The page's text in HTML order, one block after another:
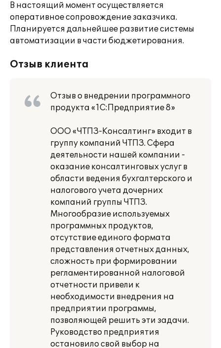
В настоящий момент осуществляется
оперативное сопровождение заказчика.
Планируется дальнейшее развитие системы
автоматизации в части бюджетирования.
Отзыв клиента
Отзыв о внедрении программного
продукта «1С:Предприятие 8»
ООО «ЧТПЗ-Консалтинг» входит в
группу компаний ЧТПЗ. Сфера
деятельности нашей компании -
оказание консалтинговых услуг в
области ведения бухгалтерского и
налогового учета дочерних
компаний группы ЧТПЗ.
Многообразие используемых
программных продуктов,
отсутствие единого формата
представления отчетных данных,
сложность при формировании
регламентированной налоговой
отчетности привели к
необходимости внедрения на
предприятии программы,
позволяющей решить эти задачи.
Руководство предприятия
остановило свой выбор на